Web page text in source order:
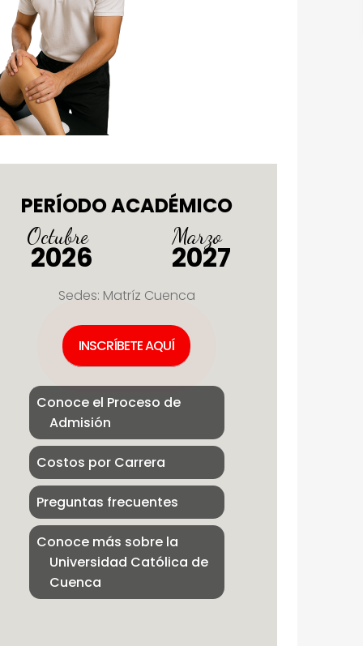
PERÍODO ACADÉMICO
Octubre
2026
Marzo
2027
Sedes: Matríz Cuenca
INSCRÍBETE AQUÍ
Conoce el Proceso de
Admisión
Costos por Carrera
Preguntas frecuentes
Conoce más sobre la
Universidad Católica de
Cuenca